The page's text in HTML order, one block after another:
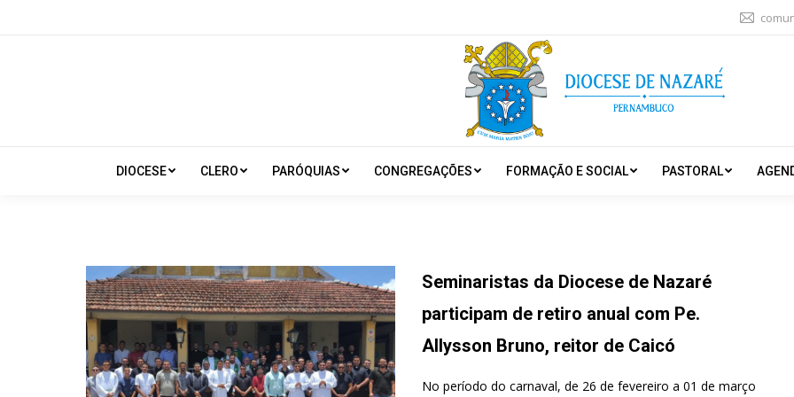
DIOCESE CLERO PARÓQUIAS CONGREGAÇÕES FORMAÇÃO E SOCIAL PASTORAL
Seminaristas da Diocese de Nazaré
participam de retiro anual com Pe.
Allysson Bruno, reitor de Caicó
No período do carnaval, de 26 de fevereiro a 01 de março